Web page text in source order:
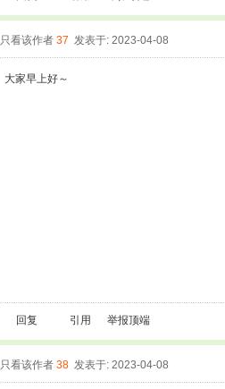
只看该作者 37 发表于: 2023-04-08
大家早上好～
回复 引用 举报顶端
只看该作者 38 发表于: 2023-04-08